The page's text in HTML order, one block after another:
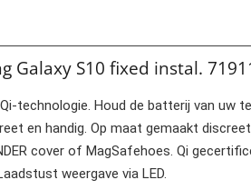
Galaxy S10 fixed instal.
technologie. Houd de batterij van uw
en handig. Op maat gemaakt
cover of MagSafehoes. Qi
weergave via LED.